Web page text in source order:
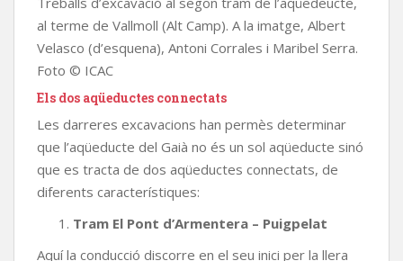
al terme de Vallmoll (Alt Camp). A la imatge, Albert
Velasco (d’esquena), Antoni Corrales i Maribel Serra.
Foto © ICAC
Els dos aqüeductes connectats
Les darreres excavacions han permès determinar
que l’aqüeducte del Gaià no és un sol aqüeducte sinó
que es tracta de dos aqüeductes connectats, de
diferents característiques:
Tram El Pont d’Armentera – Puigpelat
Aquí la conducció discorre en el seu inici per la llera